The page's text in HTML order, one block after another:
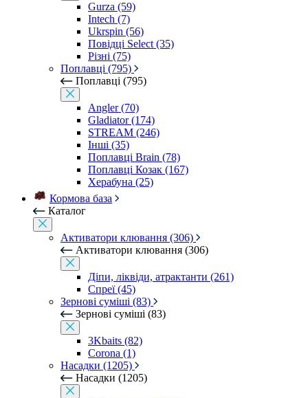
Gurza (59)
Intech (7)
Ukrspin (56)
Повідці Select (35)
Різні (75)
Поплавці (795)
Поплавці (795)
Angler (70)
Gladiator (174)
STREAM (246)
Інші (35)
Поплавці Brain (78)
Поплавці Козак (167)
Херабуна (25)
Кормова база
Каталог
Активатори клювання (306)
Активатори клювання (306)
Діпи, ліквіди, атрактанти (261)
Спреї (45)
Зернові суміші (83)
Зернові суміші (83)
3Kbaits (82)
Corona (1)
Насадки (1205)
Насадки (1205)